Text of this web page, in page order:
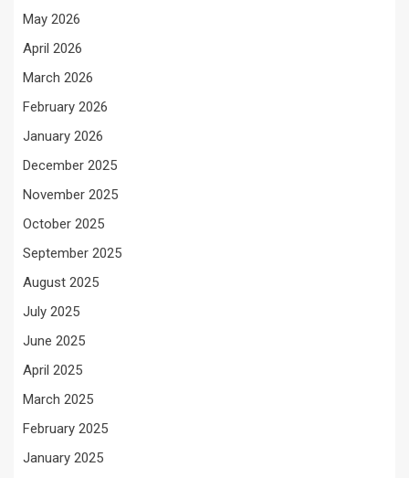
May 2026
April 2026
March 2026
February 2026
January 2026
December 2025
November 2025
October 2025
September 2025
August 2025
July 2025
June 2025
April 2025
March 2025
February 2025
January 2025